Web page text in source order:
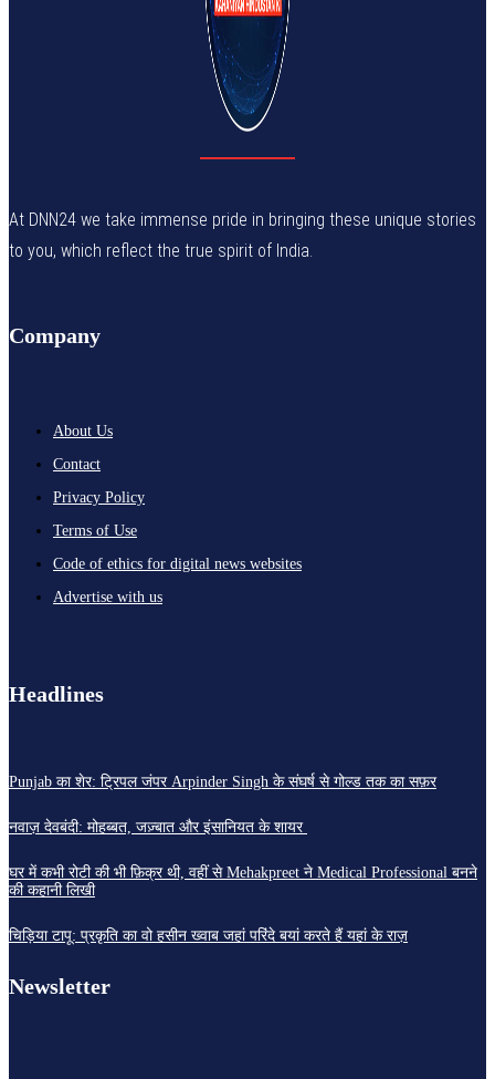
At DNN24 we take immense pride in bringing these unique stories
to you, which reflect the true spirit of India.
Company
About Us
Contact
Privacy Policy
Terms of Use
Code of ethics for digital news websites
Advertise with us
Headlines
Punjab का शेर: ट्रिपल जंपर Arpinder Singh के संघर्ष से गोल्ड तक का सफ़र
नवाज़ देवबंदी: मोहब्बत, जज़्बात और इंसानियत के शायर
घर में कभी रोटी की भी फ़िक्र थी, वहीं से Mehakpreet ने Medical Professional बनने
की कहानी लिखी
चिड़िया टापू: प्रकृति का वो हसीन ख्वाब जहां परिंदे बयां करते हैं यहां के राज़
Newsletter